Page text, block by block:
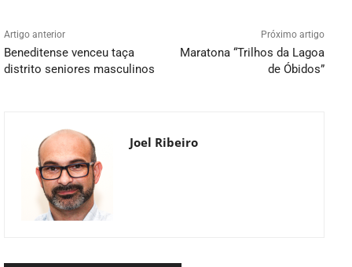
Artigo anterior
Beneditense venceu taça
distrito seniores masculinos
Próximo artigo
Maratona “Trilhos da Lagoa
de Óbidos”
Joel Ribeiro